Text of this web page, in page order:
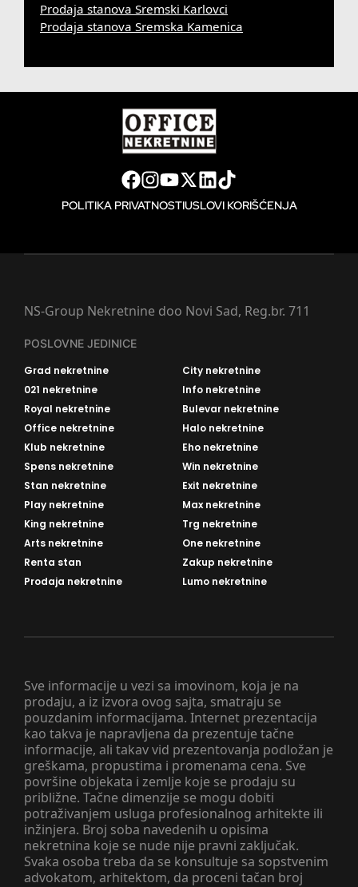
Prodaja stanova Sremski Karlovci
Prodaja stanova Sremska Kamenica
POLITIKA PRIVATNOSTIUSLOVI KORIŠĆENJA
Sve informacije u vezi sa imovinom, koja je na
prodaju, a iz izvora ovog sajta, smatraju se
pouzdanim informacijama. Internet prezentacija
kao takva je napravljena da prezentuje tačne
informacije, ali takav vid prezentovanja podložan je
greškama, propustima i promenama cena. Sve
površine objekata i zemlje koje se prodaju su
približne. Tačne dimenzije se mogu dobiti
potraživanjem usluga profesionalnog arhitekte ili
inžinjera. Broj soba navedenih u opisima
nekretnina koje se nude nije pravni zaključak.
Svaka osoba treba da se konsultuje sa sopstvenim
advokatom, arhitektom, da proceni tačan broj
NS-Group Nekretnine doo Novi Sad, Reg.br. 711
POSLOVNE JEDINICE
Grad nekretnine
City nekretnine
021 nekretnine
Info nekretnine
Royal nekretnine
Bulevar nekretnine
Office nekretnine
Halo nekretnine
Klub nekretnine
Eho nekretnine
Spens nekretnine
Win nekretnine
Stan nekretnine
Exit nekretnine
Play nekretnine
Max nekretnine
King nekretnine
Trg nekretnine
Arts nekretnine
One nekretnine
Renta stan
Zakup nekretnine
Prodaja nekretnine
Lumo nekretnine